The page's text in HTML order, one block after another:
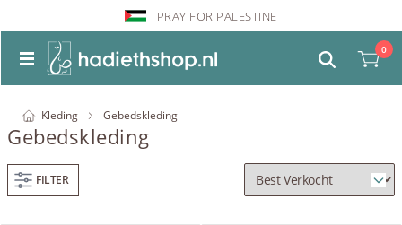
PRAY FOR PALESTINE
0
Kleding Gebedskleding
Gebedskleding
FILTER